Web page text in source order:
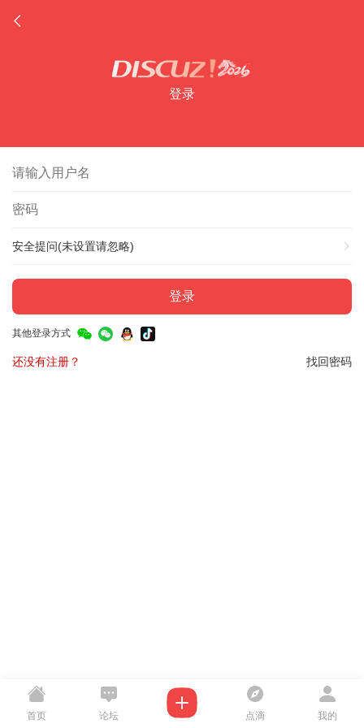
登录
安全提问(未设置请忽略)
登录
其他登录方式
找回密码
还没有注册？
首页 论坛 点滴 我的